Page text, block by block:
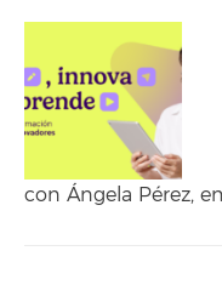
con Ángela Pérez,